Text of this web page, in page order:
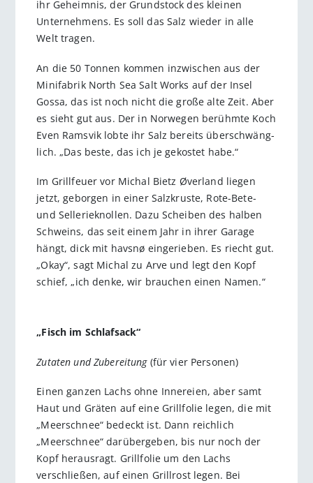
ihr Geheimnis, der Grundstock des kleinen
Unternehmens. Es soll das Salz wieder in alle
Welt tragen.
An die 50 Tonnen kommen inzwischen aus der
Minifabrik North Sea Salt Works auf der Insel
Gossa, das ist noch nicht die große alte Zeit. Aber
es sieht gut aus. Der in Norwegen berühmte Koch
Even Ramsvik lobte ihr Salz bereits über­schwäng­
lich. „Das beste, das ich je gekostet habe.“
Im Grillfeuer vor Michal Bietz Øverland liegen
jetzt, geborgen in einer Salzkruste, Rote-Bete-
und Sellerieknollen. Dazu Scheiben des halben
Schweins, das seit einem Jahr in ihrer Garage
hängt, dick mit havsnø eingerieben. Es riecht gut.
„Okay“, sagt Michal zu Arve und legt den Kopf
schief, „ich denke, wir brauchen einen Namen.“
„Fisch im Schlafsack“
Zutaten und Zubereitung(für vier Personen)
Einen ganzen Lachs ohne Innereien, aber samt
Haut und Gräten auf eine Grillfolie legen, die mit
„Meerschnee“ bedeckt ist. Dann reichlich
„Meerschnee“ darübergeben, bis nur noch der
Kopf herausragt. Grillfolie um den Lachs
verschließen, auf einen Grillrost legen. Bei